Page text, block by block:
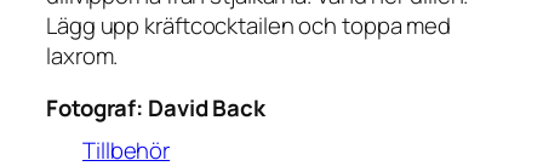
Lägg upp kräftcocktailen och toppa med
laxrom.
Fotograf: David Back
Tillbehör